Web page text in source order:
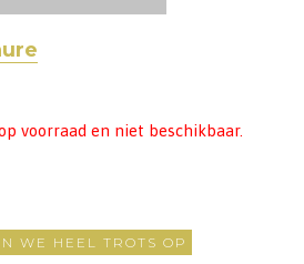
voorraad en niet beschikbaar.
WE HEEL TROTS OP